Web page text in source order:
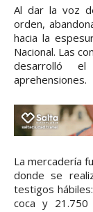
Al dar la voz
orden,
hacia la
Nacional. Las
desarrolló el
aprehensiones.
La mercadería
donde se
testigos
coca y